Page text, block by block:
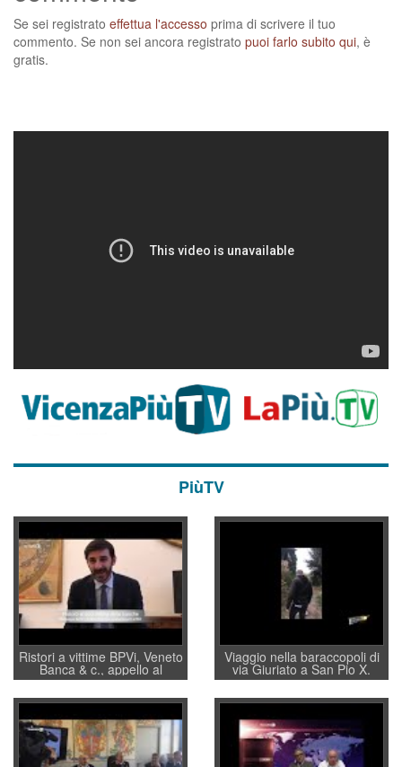
Se sei registrato effettua l'accesso prima di scrivere il tuo
commento. Se non sei ancora registrato puoi farlo subito qui, è
gratis.
PiùTV
Ristori a vittime BPVi, Veneto
Banca & c., appello al
sottosegretario Alessio
Villarosa: per mettere ordine
convochi con Di Maio CNCU
a supporto della cabina di
regia al Mef
Viaggio nella baraccopoli di
via Giuriato a San Pio X.
Vicenza ai Vicentini: “faremo
un regalo di Natale ai
residenti”